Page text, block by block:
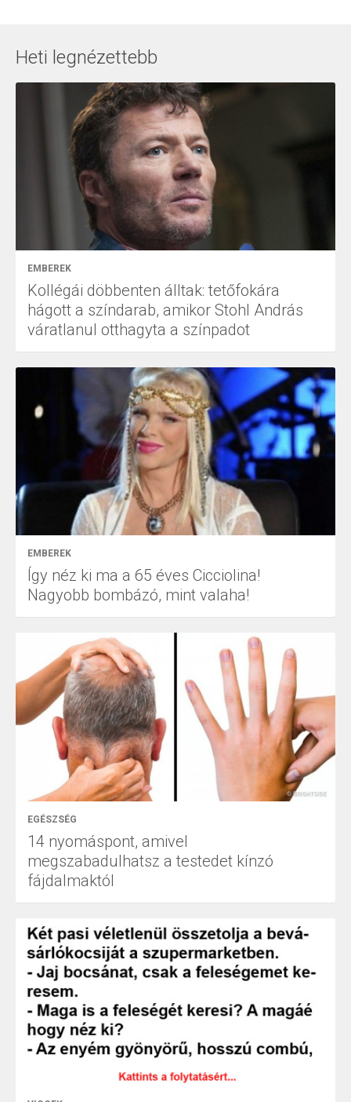
Heti legnézettebb
EMBEREK
Kollégái döbbenten álltak: tetőfokára
hágott a színdarab, amikor Stohl András
váratlanul otthagyta a színpadot
EMBEREK
Így néz ki ma a 65 éves Cicciolina!
Nagyobb bombázó, mint valaha!
EGÉSZSÉG
14 nyomáspont, amivel
megszabadulhatsz a testedet kínzó
fájdalmaktól